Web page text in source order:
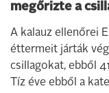
megőrizte a
A kalauz ellenőrei
éttermeit járták
csillagokat, ebből
Tíz éve ebből a